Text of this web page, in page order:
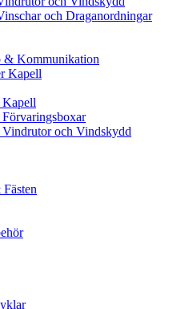
och Draganordningar
& Kommunikation
Kapell
Vindrutor och Vindskydd